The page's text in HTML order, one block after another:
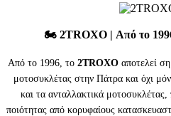
🏍️ 2TROXO| Από το
Από το 1996, το 2TROXO αποτελεί
μοτοσυκλέτας στην Πάτρα και όχι
και τα ανταλλακτικά
ποιότητας από κορυφαίους